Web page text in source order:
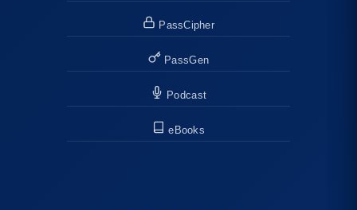
PassCipher
PassGen
Podcast
eBooks